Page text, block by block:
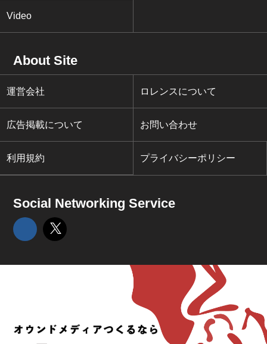
Video
About Site
運営会社 ロレンスについて
広告掲載について お問い合わせ
利用規約 プライバシーポリシー
Social Networking Service